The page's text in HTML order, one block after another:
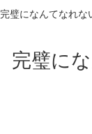
完璧になんてなれな
完璧に